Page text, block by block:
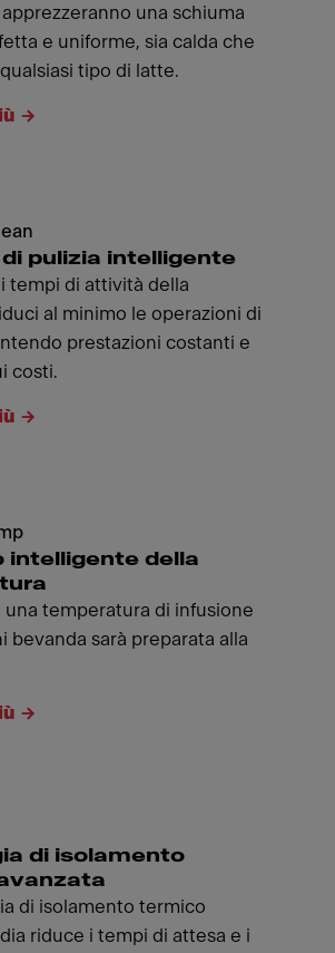
apprezzeranno una schiuma
e uniforme, sia calda che
tipo di latte.
pulizia intelligente
i tempi di attività della
al minimo le operazioni di
prestazioni costanti e
costi.
intelligente della
una temperatura di infusione
bevanda sarà preparata alla
di isolamento
di isolamento termico
riduce i tempi di attesa e i